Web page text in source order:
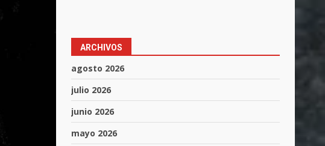
ARCHIVOS
agosto 2026
julio 2026
junio 2026
mayo 2026